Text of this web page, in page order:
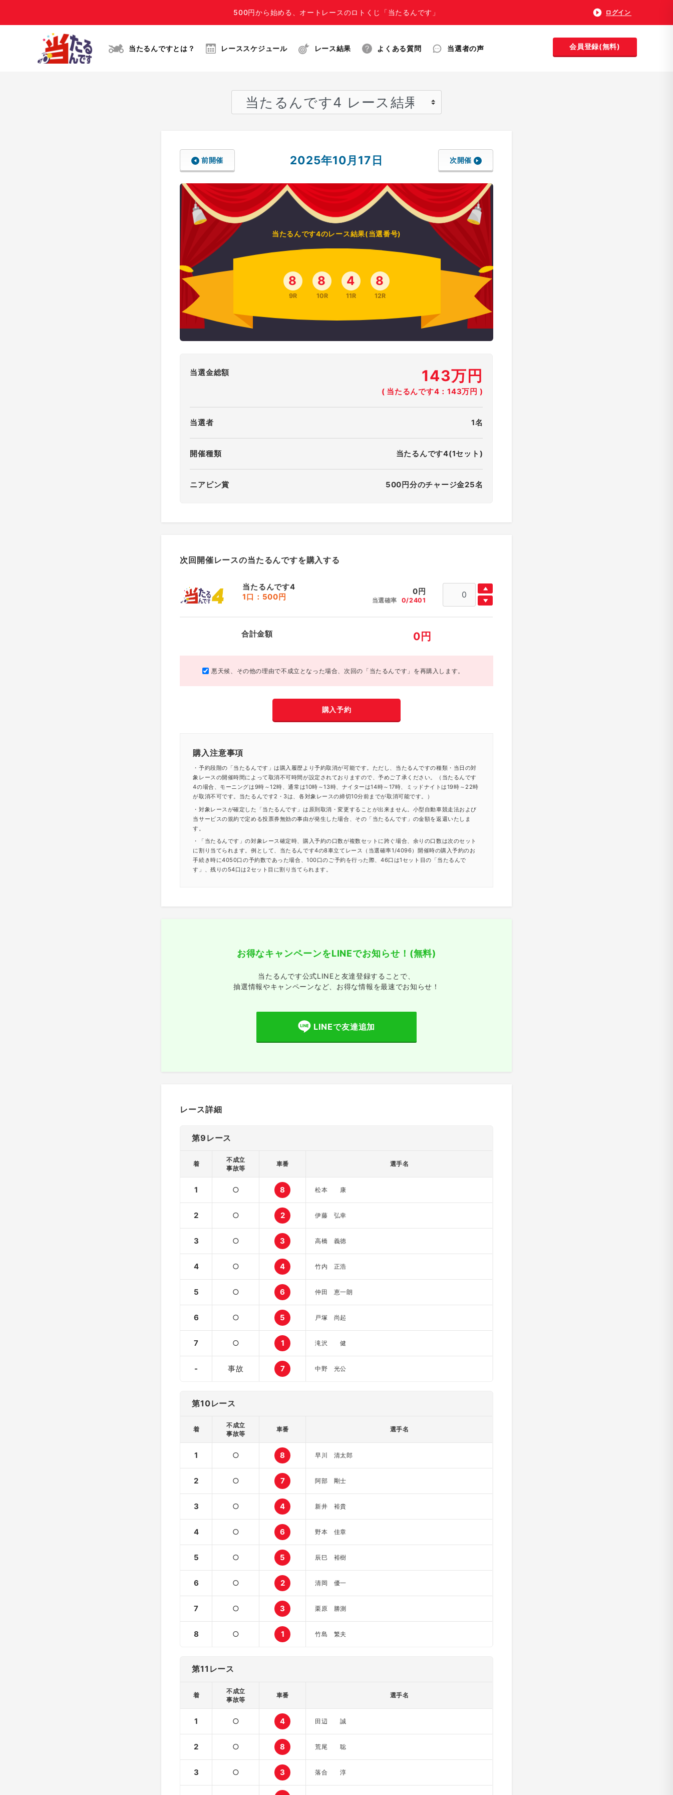
500円から始める、オートレースのロトくじ「当たるんです」 ログイン
当たるんですとは？ レーススケジュール レース結果 よくある質問 当選者の声 会員登録(無料)
前開催 2025年10月17日 次開催
当たるんです4のレース結果(当選番号)
8
9R
8
10R
4
11R
8
12R
当選金総額 143万円
( 当たるんです4：143万円 )
当選者 1名
開催種類 当たるんです4(1セット)
ニアピン賞 500円分のチャージ金25名
次回開催レースの当たるんですを購入する
当たるんです4
1口：500円
0円
当選確率 0/2401
合計金額 0 円
悪天候、その他の理由で不成立となった場合、次回の「当たるんです」を再購入します。
購入予約
購入注意事項
・予約段階の「当たるんです」は購入履歴より予約取消が可能です。ただし、当たるんですの種類・当日の対
象レースの開催時間によって取消不可時間が設定されておりますので、予めご了承ください。（当たるんです
4の場合、モーニングは9時～12時、通常は10時～13時、ナイターは14時～17時、ミッドナイトは19時～22時
が取消不可です。当たるんです2・3は、各対象レースの締切10分前までが取消可能です。）
・対象レースが確定した「当たるんです」は原則取消・変更することが出来ません。小型自動車競走法および
当サービスの規約で定める投票券無効の事由が発生した場合、その「当たるんです」の金額を返還いたしま
す。
・「当たるんです」の対象レース確定時、購入予約の口数が複数セットに跨ぐ場合、余りの口数は次のセット
に割り当てられます。例として、当たるんです4の8車立てレース（当選確率1/4096）開催時の購入予約のお
手続き時に4050口の予約数であった場合、100口のご予約を行った際、46口は1セット目の「当たるんで
す」、残りの54口は2セット目に割り当てられます。
お得なキャンペーンをLINEでお知らせ！ (無料)
当たるんです公式LINEと友達登録することで、
抽選情報やキャンペーンなど、 お得な情報を最速でお知らせ！
LINEで友達追加
レース詳細
第9レース
着
不成立
事故等
車番 選手名
1 ○ 8 松本 康
2 ○ 2 伊藤 弘幸
3 ○ 3 高橋 義徳
4 ○ 4 竹内 正浩
5 ○ 6 仲田 恵一朗
6 ○ 5 戸塚 尚起
7 ○ 1 滝沢 健
- 事故 7 中野 光公
第10レース
着
不成立
事故等
車番 選手名
1 ○ 8 早川 清太郎
2 ○ 7 阿部 剛士
3 ○ 4 新井 裕貴
4 ○ 6 野本 佳章
5 ○ 5 辰巳 裕樹
6 ○ 2 清岡 優一
7 ○ 3 栗原 勝測
8 ○ 1 竹島 繁夫
第11レース
着
不成立
事故等
車番 選手名
1 ○ 4 田辺 誠
2 ○ 8 荒尾 聡
3 ○ 3 落合 淳